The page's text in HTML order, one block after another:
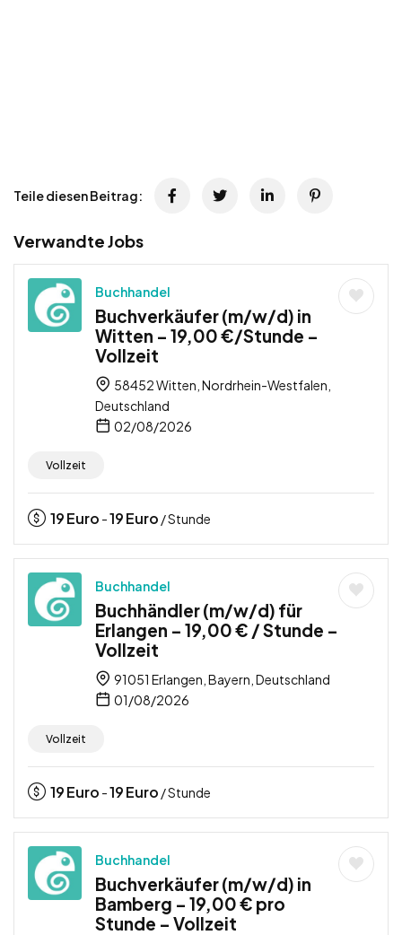
Teile diesen Beitrag:
Verwandte Jobs
Buchhandel
Buchverkäufer (m/w/d) in
Witten – 19,00 €/Stunde –
Vollzeit
58452 Witten, Nordrhein-Westfalen,
Deutschland
02/08/2026
Vollzeit
19Euro -19Euro / Stunde
Buchhandel
Buchhändler (m/w/d) für
Erlangen – 19,00 € / Stunde –
Vollzeit
91051 Erlangen, Bayern, Deutschland
01/08/2026
Vollzeit
19Euro -19Euro / Stunde
Buchhandel
Buchverkäufer (m/w/d) in
Bamberg – 19,00 € pro
Stunde – Vollzeit